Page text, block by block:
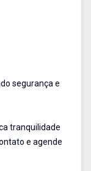
segurança e
tranquilidade
e agende